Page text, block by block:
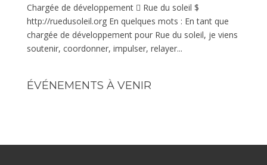
Chargée de développement  Rue du soleil $
http://ruedusoleil.org En quelques mots : En tant que
chargée de développement pour Rue du soleil, je viens
soutenir, coordonner, impulser, relayer...
ÉVÉNEMENTS À VENIR